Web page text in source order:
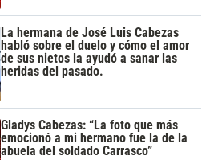
La hermana de José Luis Cabezas
habló sobre el duelo y cómo el amor
de sus nietos la ayudó a sanar las
heridas del pasado.
Gladys Cabezas: “La foto que más
emocionó a mi hermano fue la de la
abuela del soldado Carrasco”